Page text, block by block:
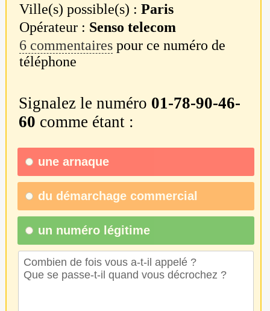
Ville(s) possible(s) :Paris
Opérateur : Senso telecom
6 commentaires pour ce numéro de
téléphone
Signalez le numéro 01-78-90-46-
60 comme étant :
une arnaque
du démarchage commercial
un numéro légitime